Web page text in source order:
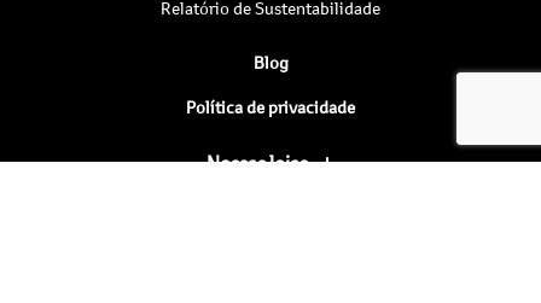
Relatório de Sustentabilidade
Blog
Política de privacidade
Nossas lojas